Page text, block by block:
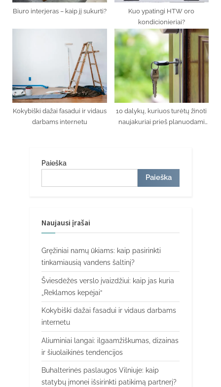
Biuro interjeras – kaip jį sukurti?
Kuo ypatingi HTW oro
kondicionieriai?
Kokybiški dažai fasadui ir vidaus
darbams internetu
10 dalykų, kuriuos turėtų žinoti
naujakuriai prieš planuodami
Paieška
Paieška
Naujausi įrašai
Gręžiniai namų ūkiams: kaip pasirinkti
tinkamiausią vandens šaltinį?
Šviesdėžės verslo įvaizdžiui: kaip jas kuria
„Reklamos kepėjai“
Kokybiški dažai fasadui ir vidaus darbams
internetu
Aliuminiai langai: ilgaamžiškumas, dizainas
ir šiuolaikinės tendencijos
Buhalterinės paslaugos Vilniuje: kaip
statybų įmonei išsirinkti patikimą partnerį?